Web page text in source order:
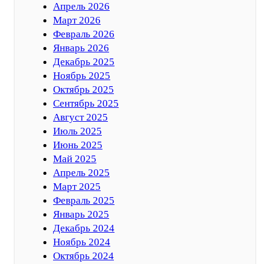
Апрель 2026
Март 2026
Февраль 2026
Январь 2026
Декабрь 2025
Ноябрь 2025
Октябрь 2025
Сентябрь 2025
Август 2025
Июль 2025
Июнь 2025
Май 2025
Апрель 2025
Март 2025
Февраль 2025
Январь 2025
Декабрь 2024
Ноябрь 2024
Октябрь 2024